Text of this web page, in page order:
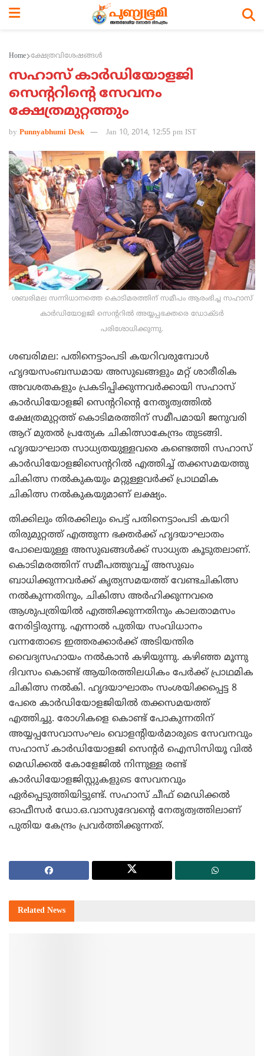
Home ക്ഷേത്രവിശേഷങ്ങള്‍
സഹാസ് കാര്‍ഡിയോളജി
സെന്ററിന്റെ സേവനം
ക്ഷേത്രമുറ്റത്തും
by Punnyabhumi Desk Jan 10, 2014, 12:55 pm IST
ശബരിമല സന്നിധാനത്തെ കൊടിമരത്തിന് സമീപം ആരംഭിച്ച സഹാസ്
കാര്‍ഡിയോളജി സെന്ററില്‍ അയ്യപ്പഭക്തരെ ഡോക്ടര്‍
പരിശോധിക്കുന്നു.
ശബരിമല: പതിനെട്ടാംപടി കയറിവരുമ്പോള്‍
ഹൃദയസംബന്ധമായ അസുഖങ്ങളും മറ്റ് ശാരീരിക
അവശതകളും പ്രകടിപ്പിക്കുന്നവര്‍ക്കായി സഹാസ്
കാര്‍ഡിയോളജി സെന്ററിന്റെ നേതൃത്വത്തില്‍
ക്ഷേത്രമുറ്റത്ത് കൊടിമരത്തിന് സമീപമായി ജനുവരി
ആറ് മുതല്‍ പ്രത്യേക ചികിത്സാകേന്ദ്രം തുടങ്ങി.
ഹൃദയാഘാത സാധ്യതയുള്ളവരെ കണ്ടെത്തി സഹാസ്
കാര്‍ഡിയോളജിസെന്ററില്‍ എത്തിച്ച് തക്കസമയത്തു
ചികിത്സ നല്‍കുകയും മറ്റുള്ളവര്‍ക്ക് പ്രാഥമിക
ചികിത്സ നല്‍കുകയുമാണ് ലക്ഷ്യം.
തിക്കിലും തിരക്കിലും പെട്ട് പതിനെട്ടാംപടി കയറി
തിരുമുറ്റത്ത് എത്തുന്ന ഭക്തര്‍ക്ക് ഹൃദയാഘാതം
പോലെയുള്ള അസുഖങ്ങള്‍ക്ക് സാധ്യത കൂടുതലാണ്.
കൊടിമരത്തിന് സമീപത്തുവച്ച് അസുഖം
ബാധിക്കുന്നവര്‍ക്ക് കൃത്യസമയത്ത് വേണ്ടചികിത്സ
നല്‍കുന്നതിനും, ചികിത്സ അര്‍ഹിക്കുന്നവരെ
ആശുപത്രിയില്‍ എത്തിക്കുന്നതിനും കാലതാമസം
നേരിട്ടിരുന്നു. എന്നാല്‍ പുതിയ സംവിധാനം
വന്നതോടെ ഇത്തരക്കാര്‍ക്ക് അടിയന്തിര
വൈദ്യസഹായം നല്‍കാന്‍ കഴിയുന്നു. കഴിഞ്ഞ മൂന്നു
ദിവസം കൊണ്ട് ആയിരത്തിലധികം പേര്‍ക്ക് പ്രാഥമിക
ചികിത്സ നല്‍കി. ഹൃദയാഘാതം സംശയിക്കപ്പെട്ട 8
പേരെ കാര്‍ഡിയോളജിയില്‍ തക്കസമയത്ത്
എത്തിച്ചു. രോഗികളെ കൊണ്ട് പോകുന്നതിന്
അയ്യപ്പസേവാസംഘം വൊളന്റിയര്‍മാരുടെ സേവനവും
സഹാസ് കാര്‍ഡിയോളജി സെന്റര്‍ ഐസിസിയൂ വില്‍
മെഡിക്കല്‍ കോളേജില്‍ നിന്നുള്ള രണ്ട്
കാര്‍ഡിയോളജിസ്റ്റുകളുടെ സേവനവും
ഏര്‍പ്പെടുത്തിയിട്ടുണ്ട്. സഹാസ് ചീഫ് മെഡിക്കല്‍
ഓഫീസര്‍ ഡോ.ഒ.വാസുദേവന്റെ നേതൃത്വത്തിലാണ്
പുതിയ കേന്ദ്രം പ്രവര്‍ത്തിക്കുന്നത്.
Related News